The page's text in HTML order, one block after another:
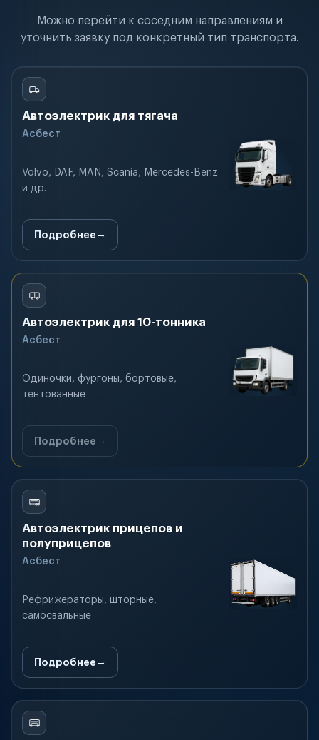
Можно перейти к соседним направлениям и
уточнить заявку под конкретный тип транспорта.
Автоэлектрик для тягача
Асбест
Volvo, DAF, MAN, Scania, Mercedes-Benz
и др.
Подробнее
Автоэлектрик для 10-тонника
Асбест
Одиночки, фургоны, бортовые,
тентованные
Подробнее
Автоэлектрик прицепов и
полуприцепов
Асбест
Рефрижераторы, шторные,
самосвальные
Подробнее